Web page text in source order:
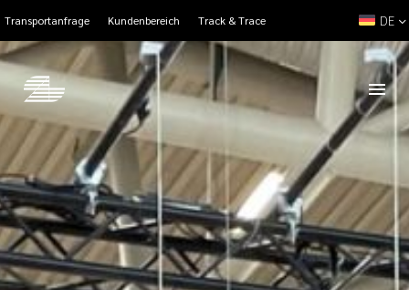
Transportanfrage Kundenbereich Track & Trace DE